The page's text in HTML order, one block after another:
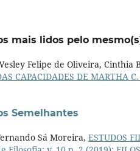
mais lidos pelo
Felipe de Oliveira, Cinthia
CAPACIDADES DE MARTHA
Semelhantes
Sá Moreira, ESTUDOS